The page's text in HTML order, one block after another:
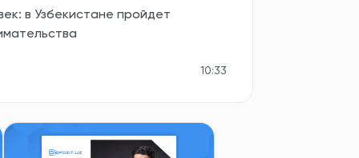
в Узбекистане пройдет
10:33